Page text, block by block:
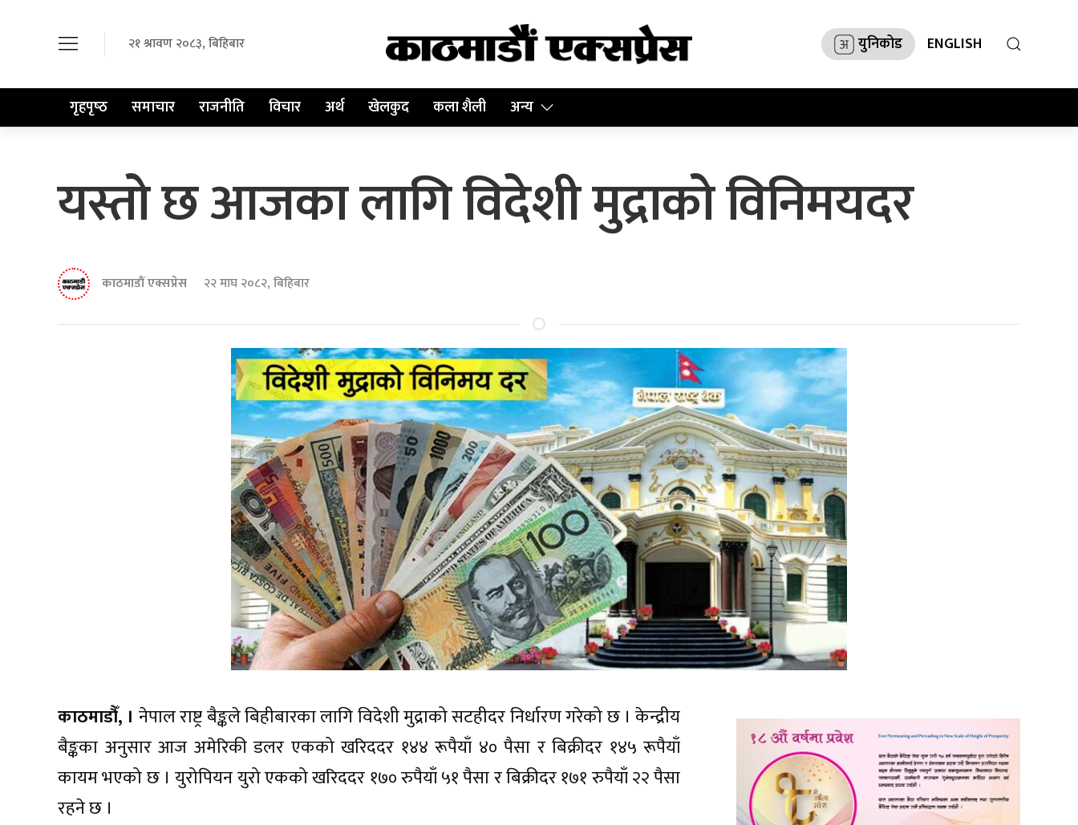
२१ श्रावण २०८३, बिहिबार युनिकोड ENGLISH
गृहपृष्‍ठ समाचार राजनीति विचार अर्थ खेलकुद कला शैली अन्य
यस्तो छ आजका लागि विदेशी मुद्राको विनिमयदर
काठमाडौं एक्सप्रेस २२ माघ २०८२, बिहिबार
काठमाडौँ, । नेपाल राष्ट्र बैङ्कले बिहीबारका लागि विदेशी मुद्राको सटहीदर निर्धारण गरेको छ । केन्द्रीय
बैङ्कका अनुसार आज अमेरिकी डलर एकको खरिददर १४४ रूपैयाँ ४० पैसा र बिक्रीदर १४५ रूपैयाँ
कायम भएको छ । युरोपियन युरो एकको खरिददर १७० रुपैयाँ ५१ पैसा र बिक्रीदर १७१ रुपैयाँ २२ पैसा
रहने छ ।